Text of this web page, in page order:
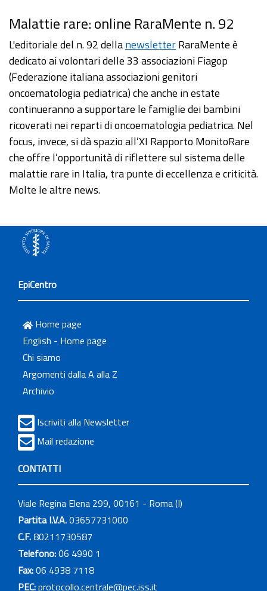
Malattie rare: online RaraMente n. 92
L'editoriale del n. 92 dellanewsletterRaraMente è
dedicato ai volontari delle 33 associazioni Fiagop
(Federazione italiana associazioni genitori
oncoematologia pediatrica) che anche in estate
continueranno a supportare le famiglie dei bambini
ricoverati nei reparti di oncoematologia pediatrica. Nel
focus, invece, si dà spazio all’XI Rapporto MonitoRare
che offre l’opportunità di riflettere sul sistema delle
malattie rare in Italia, tra punte di eccellenza e criticità.
Molte le altre news.
EpiCentro
Home page
English - Home page
Chi siamo
Argomenti dalla A alla Z
Archivio
Iscriviti alla Newsletter
Mail redazione
CONTATTI
Viale Regina Elena 299, 00161 - Roma (I)
Partita I.V.A.03657731000
C.F.80211730587
Telefono:06 4990 1
Fax:06 4938 7118
PEC:protocollo.centrale@pec.iss.it